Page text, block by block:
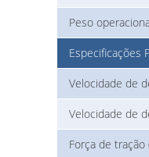
Peso
Especificações
Velocidade de
Velocidade de
Força de tração